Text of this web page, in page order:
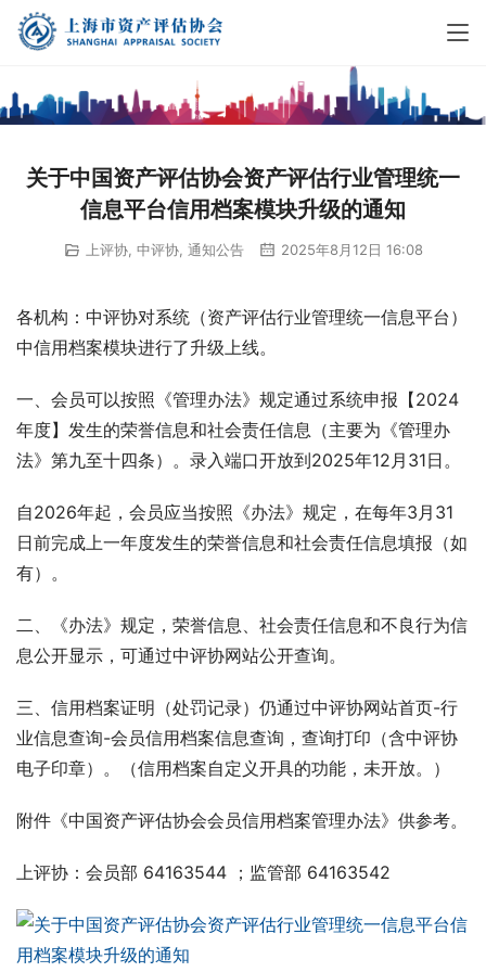
关于中国资产评估协会资产评估行业管理统一
信息平台信用档案模块升级的通知
上评协, 中评协, 通知公告 2025年8月12日 16:08
各机构：中评协对系统（资产评估行业管理统一信息平台）
中信用档案模块进行了升级上线。
一、会员可以按照《管理办法》规定通过系统申报【2024
年度】发生的荣誉信息和社会责任信息（主要为《管理办
法》第九至十四条）。录入端口开放到2025年12月31日。
自2026年起，会员应当按照《办法》规定，在每年3月31
日前完成上一年度发生的荣誉信息和社会责任信息填报（如
有）。
二、《办法》规定，荣誉信息、社会责任信息和不良行为信
息公开显示，可通过中评协网站公开查询。
三、信用档案证明（处罚记录）仍通过中评协网站首页-行
业信息查询-会员信用档案信息查询，查询打印（含中评协
电子印章）。（信用档案自定义开具的功能，未开放。）
附件《中国资产评估协会会员信用档案管理办法》供参考。
上评协：会员部 64163544 ；监管部 64163542